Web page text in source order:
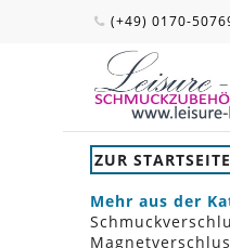
(+49) 0170-
ZUR STARTSEITE
Mehr aus der